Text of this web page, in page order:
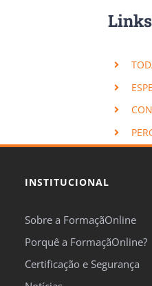
INSTITUCIONAL
Sobre a FormaçãOnline
Porquê a FormaçãOnline?
Certificação e Segurança